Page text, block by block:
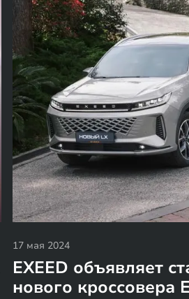
17 мая 2024
EXEED объявляет
нового кроссовера